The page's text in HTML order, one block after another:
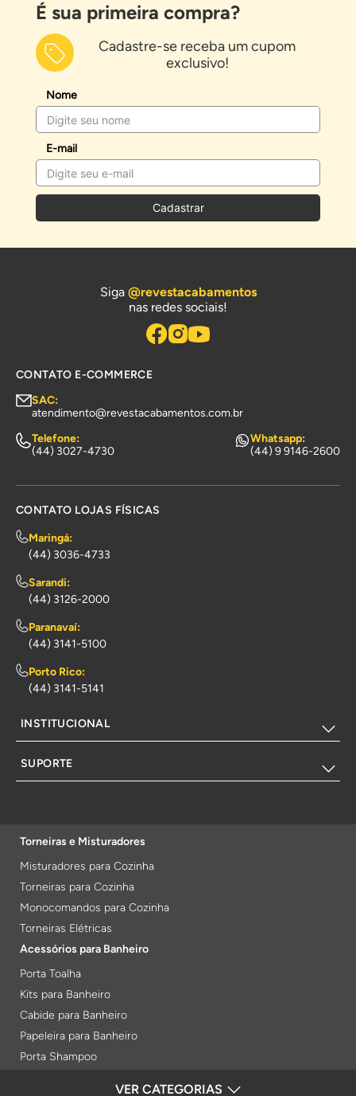
É sua primeira compra?
Cadastre-se receba um cupom
exclusivo!
Nome
E-mail
Cadastrar
Siga @revestacabamentos
nas redes sociais!
CONTATO E-COMMERCE
SAC:
atendimento@revestacabamentos.com.br
Telefone:
(44) 3027-4730
Whatsapp:
(44) 9 9146-2600
CONTATO LOJAS FÍSICAS
Maringá:
(44) 3036-4733
Sarandi:
(44) 3126-2000
Paranavaí:
(44) 3141-5100
Porto Rico:
(44) 3141-5141
INSTITUCIONAL
SUPORTE
Torneiras e Misturadores
Misturadores para Cozinha
Torneiras para Cozinha
Monocomandos para Cozinha
Torneiras Elétricas
Acessórios para Banheiro
Porta Toalha
Kits para Banheiro
Cabide para Banheiro
Papeleira para Banheiro
Porta Shampoo
VER CATEGORIAS